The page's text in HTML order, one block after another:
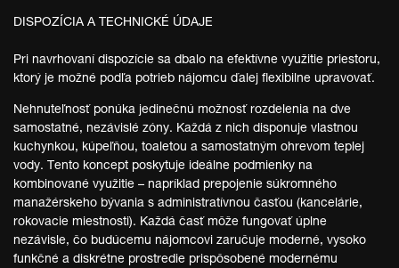
DISPOZÍCIA A TECHNICKÉ ÚDAJE
Pri navrhovaní dispozície sa dbalo na efektívne využitie priestoru,
ktorý je možné podľa potrieb nájomcu ďalej flexibilne upravovať.
Nehnuteľnosť ponúka jedinečnú možnosť rozdelenia na dve
samostatné, nezávislé zóny. Každá z nich disponuje vlastnou
kuchynkou, kúpeľňou, toaletou a samostatným ohrevom teplej
vody. Tento koncept poskytuje ideálne podmienky na
kombinované využitie – napríklad prepojenie súkromného
manažérskeho bývania s administratívnou časťou (kancelárie,
rokovacie miestnosti). Každá časť môže fungovať úplne
nezávisle, čo budúcemu nájomcovi zaručuje moderné, vysoko
funkčné a diskrétne prostredie prispôsobené modernému